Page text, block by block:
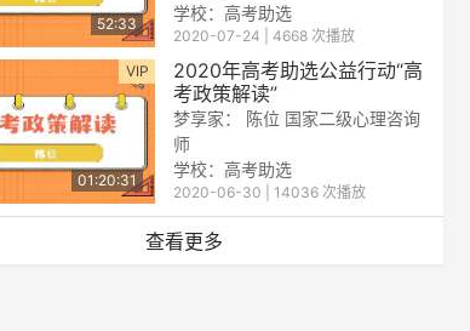
52:33
学校：高考助选
2020-07-24 | 4668 次播放
VIP
01:20:31
2020年高考助选公益行动“高
考政策解读”
梦享家： 陈位 国家二级心理咨询
师
学校：高考助选
2020-06-30 | 14036 次播放
查看更多